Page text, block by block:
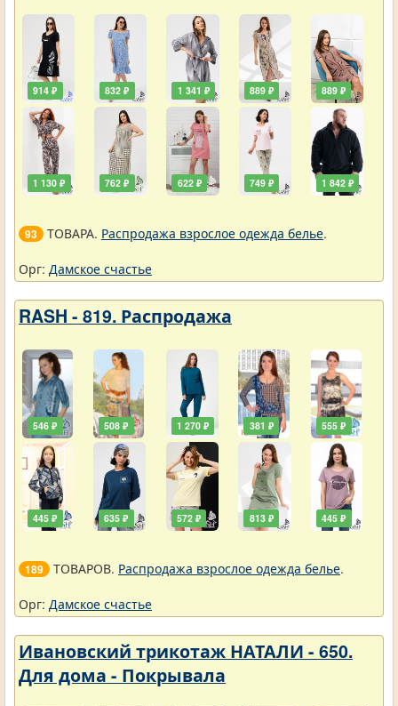
914 ₽
1 130 ₽
832 ₽
762 ₽
1 341 ₽
622 ₽
889 ₽
749 ₽
889 ₽
1 842 ₽
93 ТОВАРА. Распродажа взрослое одежда белье.
Орг: Дамское счастье
RASH - 819. Распродажа
546 ₽
445 ₽
508 ₽
635 ₽
1 270 ₽
572 ₽
381 ₽
813 ₽
555 ₽
445 ₽
189 ТОВАРОВ. Распродажа взрослое одежда белье.
Орг: Дамское счастье
Ивановский трикотаж НАТАЛИ - 650.
Для дома - Покрывала